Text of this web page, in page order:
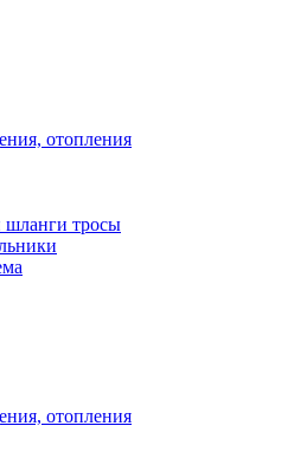
отопления
шланги тросы
отопления